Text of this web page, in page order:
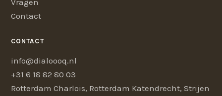
Contact
CONTACT
info@dialoooq.nl
+31 6 18 82 80 03
Rotterdam Charlois, Rotterdam Katendrecht, Strijen